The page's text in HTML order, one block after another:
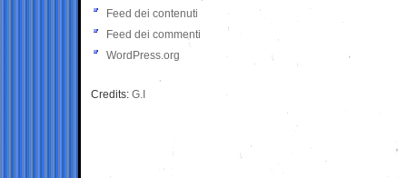
Feed dei contenuti
Feed dei commenti
WordPress.org
Credits: G.I